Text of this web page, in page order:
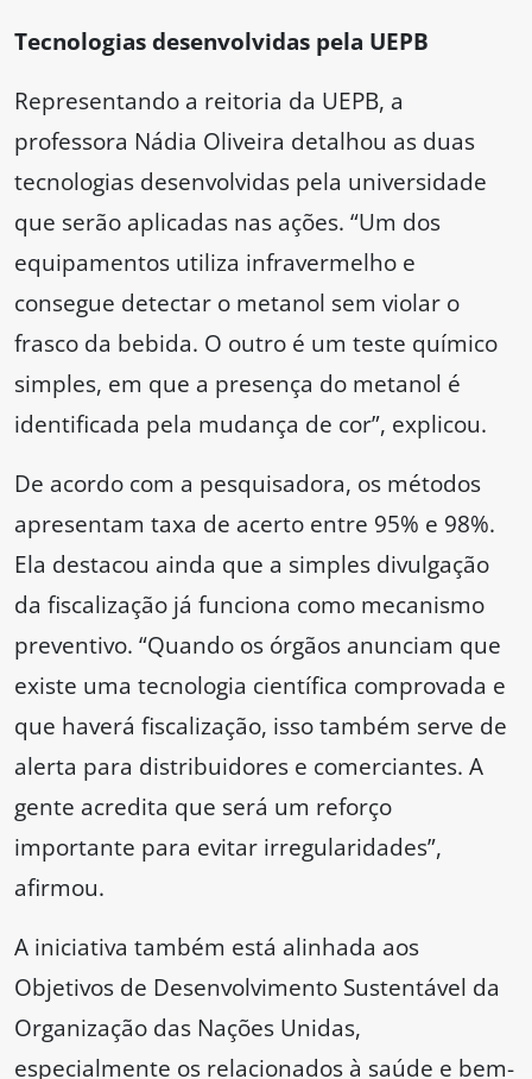
Tecnologias desenvolvidas pela UEPB
Representando a reitoria da UEPB, a
professora Nádia Oliveira detalhou as duas
tecnologias desenvolvidas pela universidade
que serão aplicadas nas ações. “Um dos
equipamentos utiliza infravermelho e
consegue detectar o metanol sem violar o
frasco da bebida. O outro é um teste químico
simples, em que a presença do metanol é
identificada pela mudança de cor”, explicou.
De acordo com a pesquisadora, os métodos
apresentam taxa de acerto entre 95% e 98%.
Ela destacou ainda que a simples divulgação
da fiscalização já funciona como mecanismo
preventivo. “Quando os órgãos anunciam que
existe uma tecnologia científica comprovada e
que haverá fiscalização, isso também serve de
alerta para distribuidores e comerciantes. A
gente acredita que será um reforço
importante para evitar irregularidades”,
afirmou.
A iniciativa também está alinhada aos
Objetivos de Desenvolvimento Sustentável da
Organização das Nações Unidas,
especialmente os relacionados à saúde e bem-